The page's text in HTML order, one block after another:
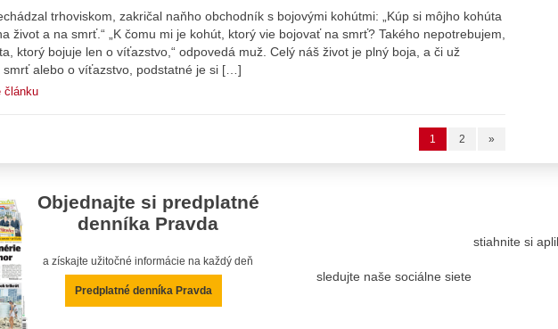
trhoviskom, zakričal naňho obchodník s bojovými kohútmi: „Kúp si môjho kohúta
život a na smrť.“ „K čomu mi je kohút, ktorý vie bojovať na smrť? Takého nepotrebujem,
ktorý bojuje len o víťazstvo,“ odpovedá muž. Celý náš život je plný boja, a či už
smrť alebo o víťazstvo, podstatné je si […]
článku
1 2 »
Objednajte si predplatné
denníka Pravda
a získajte užitočné informácie na každý deň
Predplatné denníka Pravda
sledujte naše sociálne siete
stiahnite si